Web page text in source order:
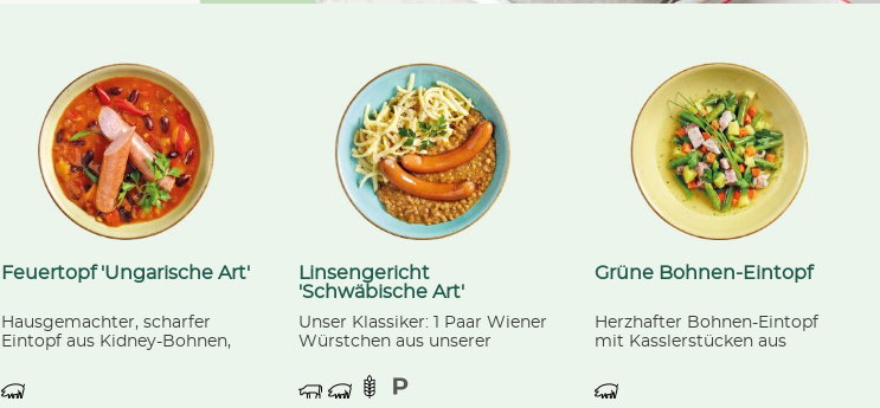
Feuertopf 'Ungarische Art'
Hausgemachter, scharfer
Eintopf aus Kidney-Bohnen,
Speckwürfeln, dazu eine
Linsengericht
'Schwäbische Art'
Unser Klassiker: 1 Paar Wiener
Würstchen aus unserer
feinem Linsengemüse, dazu
Bauernspätzle mit
Grüne Bohnen-Eintopf
Herzhafter Bohnen-Eintopf
mit Kasslerstücken aus
Speckwürfeln.